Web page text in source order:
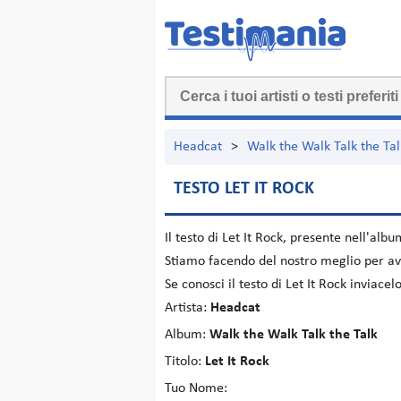
Headcat > Walk the Walk Talk the
TESTO LET IT ROCK
Il testo di Let It Rock, presente
Stiamo facendo del nostro meglio per
Se conosci il testo di Let It Rock
Artista: Headcat
Album: Walk the Walk Talk the Talk
Titolo: Let It Rock
Tuo Nome: